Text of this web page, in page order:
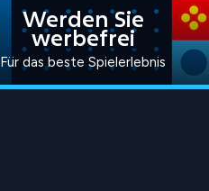
Werden Sie
werbefrei
Für das beste Spielerlebnis